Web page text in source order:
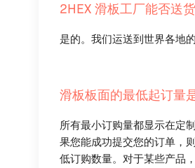
2HEX 滑板工厂能否送
是的。我们运送到世界各地
滑板板面的最低起订量
所有最小订购量都显示在定
果您能成功提交您的订单，
低订购数量。对于某些产品